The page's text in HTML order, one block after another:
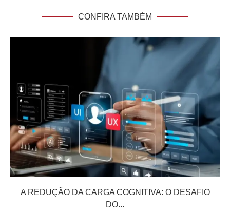
CONFIRA TAMBÉM
A REDUÇÃO DA CARGA COGNITIVA: O DESAFIO
DO...